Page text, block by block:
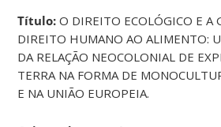
Título:O DIREITO ECOLÓGICO E A
DIREITO HUMANO AO ALIMENTO:
DA RELAÇÃO NEOCOLONIAL DE
TERRA NA FORMA DE
E NA UNIÃO EUROPEIA.